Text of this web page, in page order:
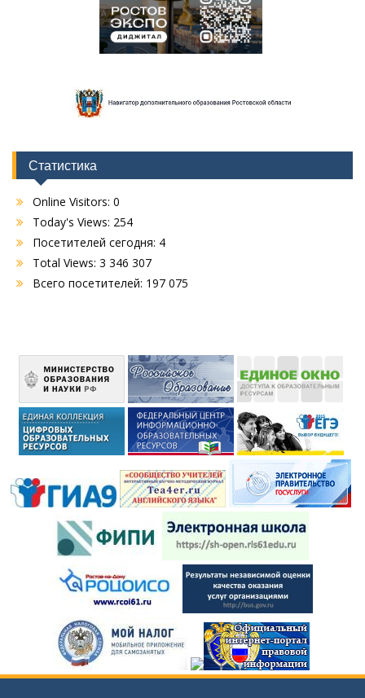
Статистика
Online Visitors: 0
Today's Views: 254
Посетителей сегодня: 4
Total Views: 3 346 307
Всего посетителей: 197 075